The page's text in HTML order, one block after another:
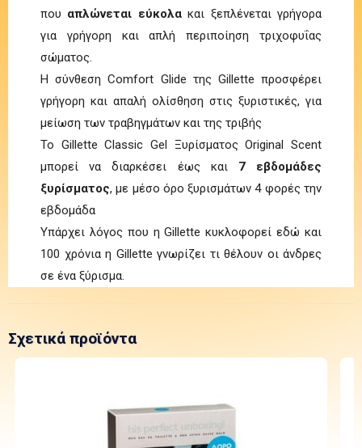
που απλώνεται εύκολακαι ξεπλένεται γρήγορα
για γρήγορη και απλή περιποίηση τριχοφυΐας
σώματος.
Η σύνθεση Comfort Glide της Gillette προσφέρει
γρήγορη και απαλή ολίσθηση στις ξυριστικές, για
μείωση των τραβηγμάτων και της τριβής
Το Gillette Classic Gel Ξυρίσματος Original Scent
μπορεί να διαρκέσει έως και 7 εβδομάδες
ξυρίσματος, με μέσο όρο ξυρισμάτων 4 φορές την
εβδομάδα
Υπάρχει λόγος που η Gillette κυκλοφορεί εδώ και
100 χρόνια η Gillette γνωρίζει τι θέλουν οι άνδρες
σε ένα ξύρισμα.
Σχετικά προϊόντα